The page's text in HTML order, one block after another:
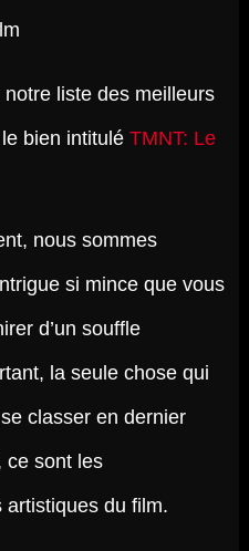
liste des meilleurs
bien intitulé TMNT: Le
nous sommes
si mince que vous
d’un souffle
la seule chose qui
classer en dernier
ce sont les
artistiques du film.